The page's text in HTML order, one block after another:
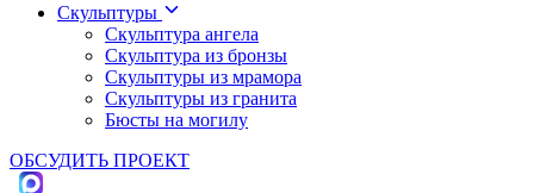
Скульптуры
Скульптура ангела
Скульптура из бронзы
Скульптуры из мрамора
Скульптуры из гранита
Бюсты на могилу
ОБСУДИТЬ ПРОЕКТ